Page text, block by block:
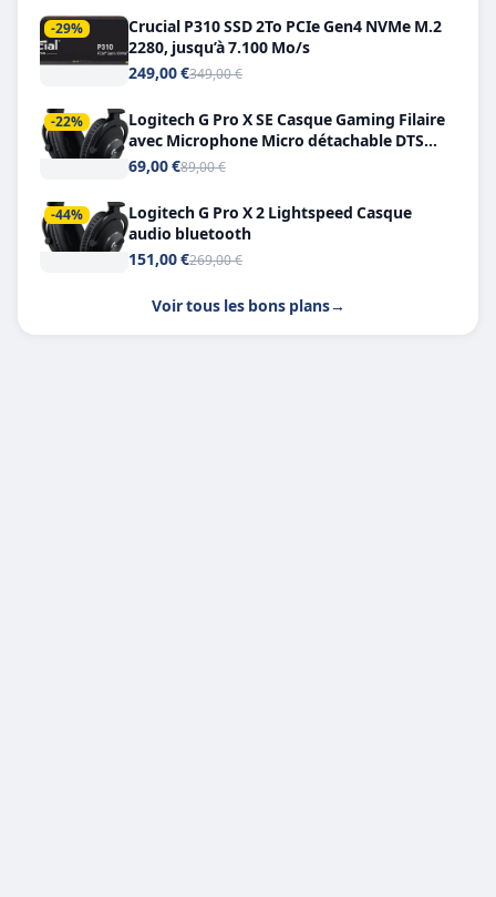
-29%
Crucial P310 SSD 2To PCIe Gen4 NVMe M.2
2280, jusqu’à 7.100 Mo/s
249,00 €349,00 €
-22%
Logitech G Pro X SE Casque Gaming Filaire
avec Microphone Micro détachable DTS
Headphone X 7.1
69,00 €89,00 €
-44%
Logitech G Pro X 2 Lightspeed Casque
audio bluetooth
151,00 €269,00 €
Voir tous les bons plans→